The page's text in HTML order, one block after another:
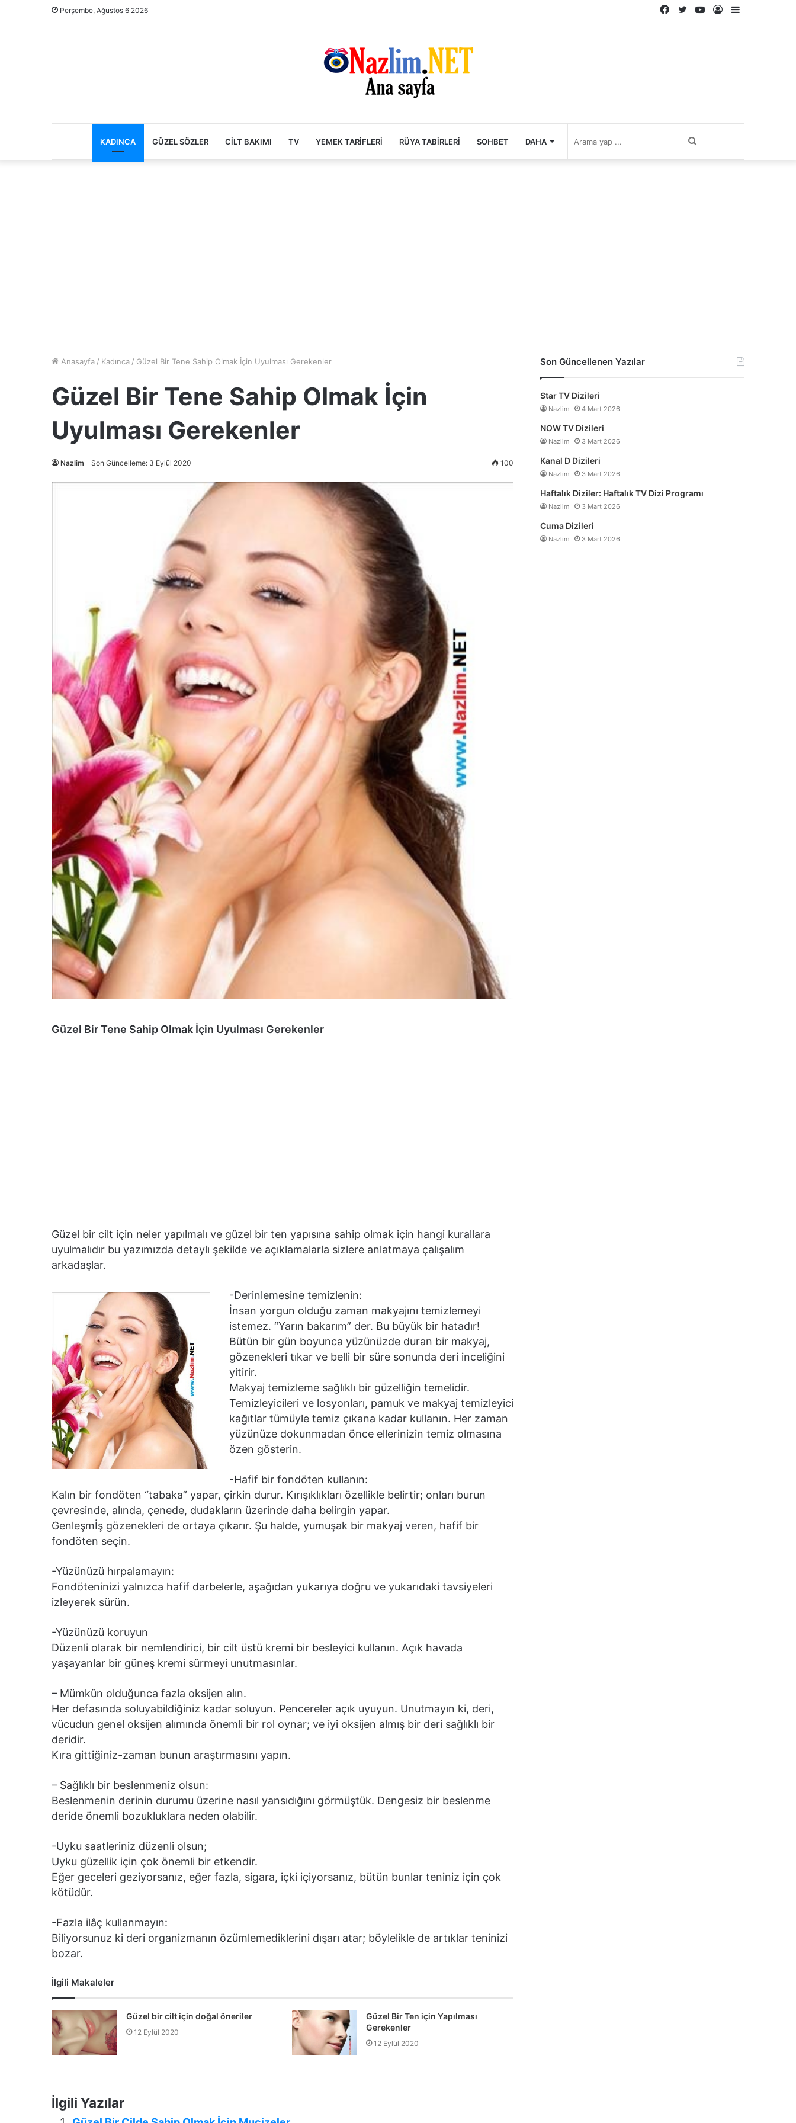
Perşembe, Ağustos 6 2026
Kenar
Kayıt
YouTube
Twitter
Facebook
KADINCA GÜZEL SÖZLER CILT BAKIMI TV YEMEK TARIFLERI RÜYA TABIRLERI SOHBET DAHA
Anasayfa / Kadınca / Güzel Bir Tene Sahip Olmak İçin Uyulması Gerekenler
Güzel Bir Tene Sahip Olmak İçin
Uyulması Gerekenler
Nazlim Son Güncelleme: 3 Eylül 2020 100
Güzel Bir Tene Sahip Olmak İçin Uyulması Gerekenler
Güzel bir cilt için neler yapılmalı ve güzel bir ten yapısına sahip olmak için hangi kurallara
uyulmalıdır bu yazımızda detaylı şekilde ve açıklamalarla sizlere anlatmaya çalışalım
arkadaşlar.
-Derinlemesine temizlenin:
İnsan yorgun olduğu zaman makya­jını temizlemeyi
istemez. “Yarın bakarım” der. Bu büyük bir hatadır!
Bütün bir gün boyunca yüzünüzde duran bir makyaj,
gözenekleri tıkar ve belli bir süre sonunda deri inceliğini
yitirir.
Makyaj temizleme sağlıklı bir güzelliğin temelidir.
Temizleyicileri ve losyonları, pamuk ve makyaj temizleyici
kağıtlar tümüyle temiz çıkana kadar kullanın. Her zaman
yüzünüze dokunmadan önce ellerinizin temiz olmasına
özen gösterin.
-Hafif bir fondöten kullanın:
Kalın bir fondöten “tabaka” yapar, çirkin durur. Kırışıklıkları özellikle belirtir; onları burun
çevresinde, alında, çenede, dudakların üzerinde daha belirgin yapar.
Genleşmİş gözenekleri de ortaya çıkarır. Şu halde, yumuşak bir makyaj veren, hafif bir
fondöten seçin.
-Yüzünüzü hırpalamayın:
Fondöteninizi yalnızca hafif darbelerle, aşağıdan yukarıya doğru ve yukarıdaki tavsiyeleri
izleyerek sürün.
-Yüzünüzü koruyun
Düzenli olarak bir nemlendirici, bir cilt üstü kremi bir besleyici kullanın. Açık havada
yaşayanlar bir güneş kremi sürmeyi unutmasınlar.
– Mümkün olduğunca fazla oksijen alın.
Her defasında soluyabildiğiniz kadar soluyun. Pencereler açık uyuyun. Unut­mayın ki, deri,
vücudun genel oksijen alımında önemli bir rol oynar; ve iyi oksi­jen almış bir deri sağlıklı bir
deridir.
Kıra gittiğiniz-zaman bunun araştır­masını yapın.
– Sağlıklı bir beslenmeniz olsun:
Beslenmenin derinin durumu üzerine nasıl yansıdığını görmüştük. Dengesiz bir beslenme
deride önemli bozukluklara neden olabilir.
-Uyku saatleriniz düzenli olsun;
Uyku güzellik için çok önemli bir etkendir.
Eğer geceleri geziyorsanız, eğer fazla, sigara, içki içiyorsanız, bütün bunlar teniniz için çok
kötüdür.
-Fazla ilâç kullanmayın:
Biliyorsunuz ki deri organizmanın özümlemediklerini dışarı atar; böylelikle de artıklar teninizi
bozar.
İlgili Makaleler
Güzel bir cilt için doğal öneriler
12 Eylül 2020
Güzel Bir Ten için Yapılması
Gerekenler
12 Eylül 2020
İlgili Yazılar
Son Güncellenen Yazılar
Star TV Dizileri
Nazlim 4 Mart 2026
NOW TV Dizileri
Nazlim 3 Mart 2026
Kanal D Dizileri
Nazlim 3 Mart 2026
Haftalık Diziler: Haftalık TV Dizi Programı
Nazlim 3 Mart 2026
Cuma Dizileri
Nazlim 3 Mart 2026